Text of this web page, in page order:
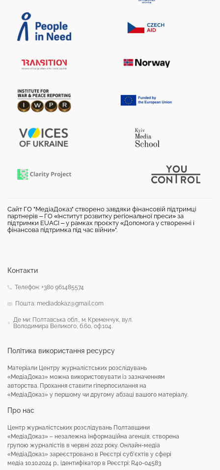
Сайт ГО "МедіаДоказ" створено завдяки фінансовій підтримці
партнерів – ГО «Інститут розвитку регіональної преси» за
підтримки EUACI – у рамках проєкту «Допомога у створенні і
фінансова підтримка під час війни»".
Про нас
Центр журналістських розслідувань Полтавщини
«МедіаДоказ» – незалежна інформаційна агенція, створена
групою журналістів в червні 2022 року. Онлайн-медіа
«МедіаДоказ» зареєстровано в Реєстрі суб’єктів у сфері
медіа 10.10.2024 р., ідентифікатор в Реєстрі: R40-04583
Політика використання ресурсу
Матеріали Центру журналістських розслідувань
«МедіаДоказ» можна використовувати із зазначенням
авторства. Прохання ставити гіперпосилання на
«МедіаДоказ» у першому чи другому абзаці вашого матеріалу.
Контакти
Телефон: +380 961485574
Пошта: mediadokaz@gmail.com
Де ми: Полтавська обл., м. Кременчук, вул.
Володимира Великого, б.60, оф.104.